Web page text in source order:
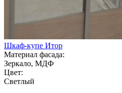
Шкаф-купе Итор
Материал фасада:
Зеркало, МДФ
Цвет:
Светлый